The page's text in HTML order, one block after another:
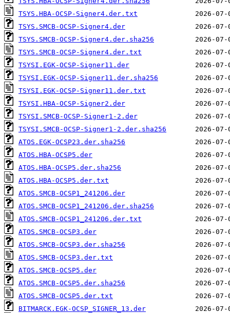
TSYS.HBA-OCSP-Signer4.der.txt
TSYS.SMCB-OCSP-Signer4.der
TSYS.SMCB-OCSP-Signer4.der.sha256
TSYS.SMCB-OCSP-Signer4.der.txt
TSYSI.EGK-OCSP-Signer11.der
TSYSI.EGK-OCSP-Signer11.der.sha256
TSYSI.EGK-OCSP-Signer11.der.txt
TSYSI.HBA-OCSP-Signer2.der
TSYSI.SMCB-OCSP-Signer1-2.der
TSYSI.SMCB-OCSP-Signer1-2.der.sha256
ATOS.EGK-OCSP23.der.sha256
ATOS.HBA-OCSP5.der
ATOS.HBA-OCSP5.der.sha256
ATOS.HBA-OCSP5.der.txt
ATOS.SMCB-OCSP1_241206.der
ATOS.SMCB-OCSP1_241206.der.sha256
ATOS.SMCB-OCSP1_241206.der.txt
ATOS.SMCB-OCSP3.der
ATOS.SMCB-OCSP3.der.sha256
ATOS.SMCB-OCSP3.der.txt
ATOS.SMCB-OCSP5.der
ATOS.SMCB-OCSP5.der.sha256
ATOS.SMCB-OCSP5.der.txt
BITMARCK.EGK-OCSP_SIGNER_13.der